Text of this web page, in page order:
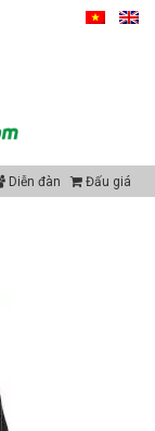
Diễn đàn Đấu giá